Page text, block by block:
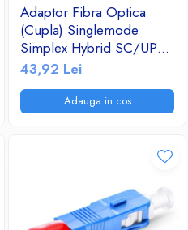
Adaptor Fibra Optica
(Cupla) Singlemode
Simplex Hybrid SC/UPC
Tata - LC/UPC Mama
43,92 Lei
Adauga in cos